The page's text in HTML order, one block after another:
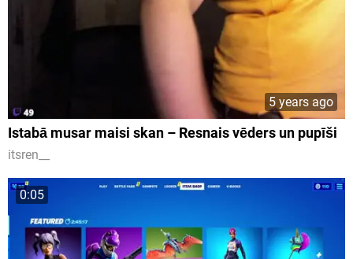
5 years ago
Istabā musar maisi skan – Resnais vēders un pupīši
itsren__
0:05